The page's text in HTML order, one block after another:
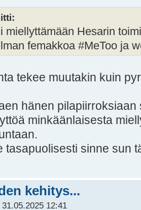
miellyttämään Hesarin
femakkoa #MeToo ja
tekee muutakin kuin
hänen
minkäänlaisesta
tasapuolisesti sinne sun
kehitys...
31.05.2025 12:41